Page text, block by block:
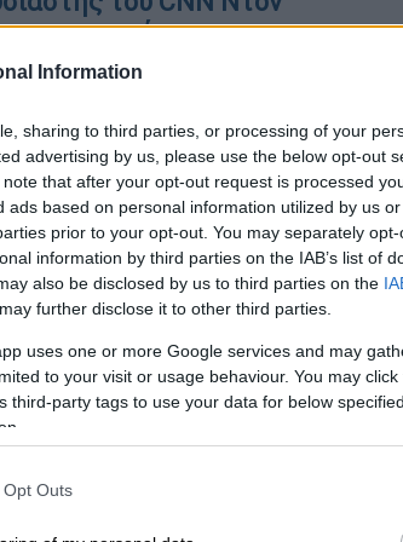
Information
sharing to third parties, or processing of your
advertising by us, please use the below opt-out
that after your opt-out request is processed
ads based on personal information utilized by us
prior to your opt-out. You may separately
information by third parties on the IAB’s list of
also be disclosed by us to third parties on the
further disclose it to other third parties.
uses one or more Google services and may
to your visit or usage behaviour. You may
third-party tags to use your data for below
Outs
παρουσία του σε
κατά της ICE
στο Λος Άντζελες, ενώ η
του κάνει λόγο για
στην Πρώτη Τροπολογία και
του Τύπου
|30.01.2026 12:43
Gaga ξέσπασε κατά της
της βίας στη Μινεάπολη
της στο Τόκιο
ειρήνης και